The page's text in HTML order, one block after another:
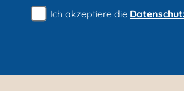
Ich akzeptiere die